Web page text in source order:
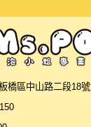
橋區中山路二段18號